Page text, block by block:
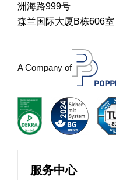
洲海路999号
森兰国际大厦B栋606室
A Company of
服务中心